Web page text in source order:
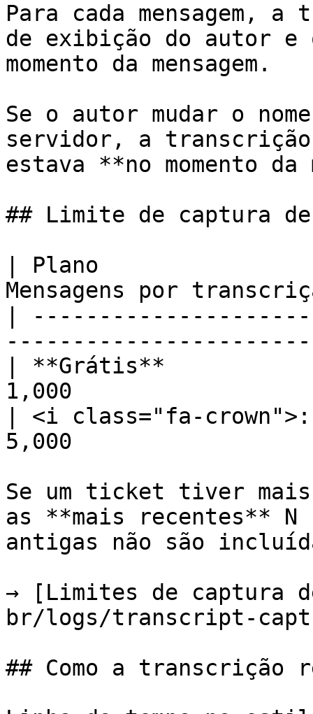
Para cada mensagem, a
de exibição do autor e
momento da mensagem.
Se o autor mudar o
servidor, a transcrição
estava **no momento da
## Limite de captura de
| Plano
Mensagens por
|
| **Grátis**
1,000
| <i class="fa-
5,000
Se um ticket tiver
as **mais recentes** N
antigas não são
→ [Limites de captura
br/logs/transcript-
## Como a transcrição